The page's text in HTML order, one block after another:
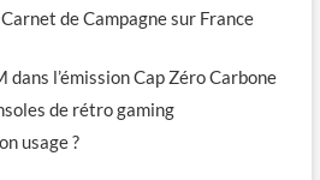
de Campagne sur France
l’émission Cap Zéro Carbone
de rétro gaming
usage ?